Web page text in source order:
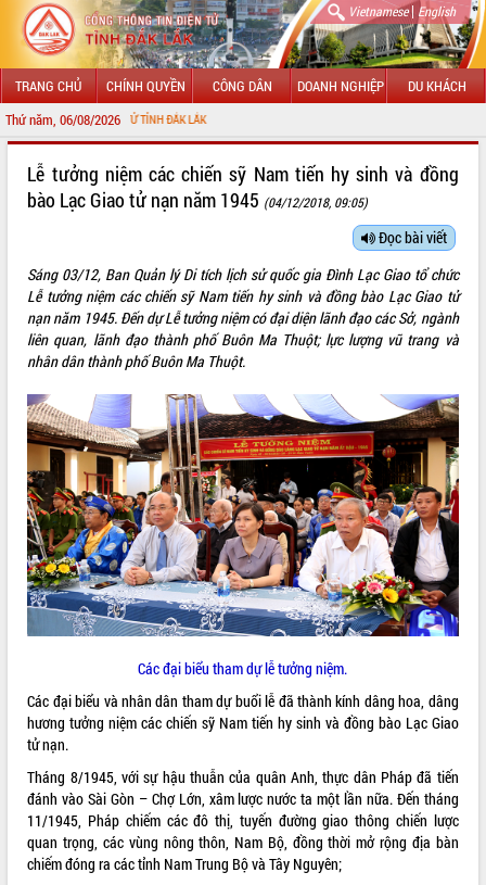
Vietnamese| English
TRANG CHỦ CHÍNH QUYỀN CÔNG DÂN DOANH NGHIỆP DU KHÁCH
Thứ năm, 06/08/2026
TIN ĐIỆN TỬ TỈNH ĐẮK LẮK
GIỚI THIỆU
LÃNH ĐẠO UBND TỈNH
SỞ, BAN, NGÀNH
UBND CÁC XÃ, PHƯỜNG
HỆ THỐNG VĂN BẢN
VĂN BẢN HĐND TỈNH
ĐIỂM TIN VĂN BẢN
QUY HOẠCH - KẾ HOẠCH
Lễ tưởng niệm các chiến sỹ Nam tiến hy sinh và đồng
bào Lạc Giao tử nạn năm 1945 (04/12/2018, 09:05)
Đọc bài viết
Sáng 03/12, Ban Quản lý Di tích lịch sử quốc gia Đình Lạc Giao tổ chức
Lễ tưởng niệm các chiến sỹ Nam tiến hy sinh và đồng bào Lạc Giao tử
nạn năm 1945. Đến dự Lễ tưởng niệm có đại diện lãnh đạo các Sở, ngành
liên quan, lãnh đạo thành phố Buôn Ma Thuột; lực lượng vũ trang và
nhân dân thành phố Buôn Ma Thuột.
Các đại biểu tham dự lễ tưởng niệm.
Các đại biểu và nhân dân tham dự buổi lễ đã thành kính dâng hoa, dâng
hương tưởng niệm các chiến sỹ Nam tiến hy sinh và đồng bào Lạc Giao
tử nạn.
Tháng 8/1945, với sự hậu thuẫn của quân Anh, thực dân Pháp đã tiến
đánh vào Sài Gòn – Chợ Lớn, xâm lược nước ta một lần nữa. Đến tháng
11/1945, Pháp chiếm các đô thị, tuyến đường giao thông chiến lược
quan trọng, các vùng nông thôn, Nam Bộ, đồng thời mở rộng địa bàn
chiếm đóng ra các tỉnh Nam Trung Bộ và Tây Nguyên;